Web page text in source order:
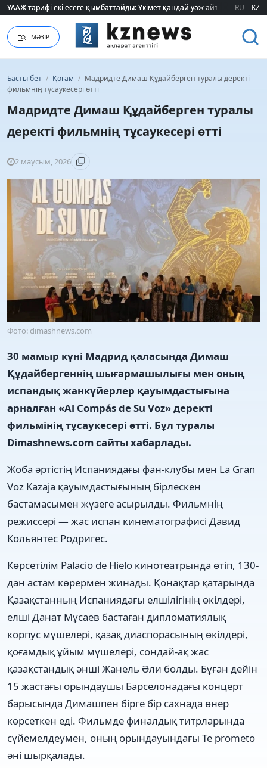
ҮААЖ тарифі екі есеге қымбаттайды: Үкімет қандай уәж айтады?
ҮААЖ тарифі екі есеге қымбаттайды: Үкімет қандай уәж айтады? RU KZ
МӘЗІР
Басты бет / Қоғам / Мадридте Димаш Құдайберген туралы деректі
фильмнің тұсаукесері өтті
Мадридте Димаш Құдайберген туралы
деректі фильмнің тұсаукесері өтті
2 маусым, 2026
Фото: dimashnews.com
30 мамыр күні Мадрид қаласында Димаш
Құдайбергеннің шығармашылығы мен оның
испандық жанкүйерлер қауымдастығына
арналған «Al Compás de Su Voz» деректі
фильмінің тұсаукесері өтті. Бұл туралы
Dimashnews.com сайты хабарлады.
Жоба әртістің Испаниядағы фан-клубы мен La Gran
Voz Kazaja қауымдастығының бірлескен
бастамасымен жүзеге асырылды. Фильмнің
режиссері — жас испан кинематографисі Давид
Кольянтес Родригес.
Көрсетілім Palacio de Hielo кинотеатрында өтіп, 130-
дан астам көрермен жинады. Қонақтар қатарында
Қазақстанның Испаниядағы елшілігінің өкілдері,
елші Данат Мұсаев бастаған дипломатиялық
корпус мүшелері, қазақ диаспорасының өкілдері,
қоғамдық ұйым мүшелері, сондай-ақ жас
қазақстандық әнші Жанель Әли болды. Бұған дейін
15 жастағы орындаушы Барселонадағы концерт
барысында Димашпен бірге бір сахнада өнер
көрсеткен еді. Фильмде финалдық титрларында
сүйемелдеумен, оның орындауындағы Te prometo
әні шырқалады.